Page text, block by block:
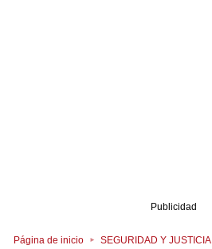
Publicidad
Página de inicio SEGURIDAD Y JUSTICIA